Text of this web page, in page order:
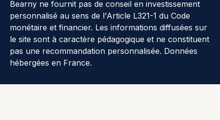
Bearny ne fournit pas de conseil en investissement
personnalisé au sens de l'Article L321-1 du Code
monétaire et financier. Les informations diffusées sur
le site sont à caractère pédagogique et ne constituent
pas une recommandation personnalisée. Données
hébergées en France.